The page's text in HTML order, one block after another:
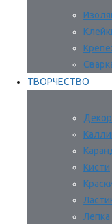
ТВОРЧЕСТВО
Кисти
Лепка